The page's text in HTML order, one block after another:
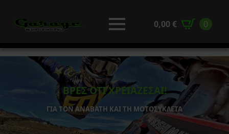
0,00 € 0
ΒΡΕΣ ΟΤΙ ΧΡΕΙΑΖΕΣΑΙ!
ΓΙΑ ΤΟΝ ΑΝΑΒΑΤΗ ΚΑΙ ΤΗ ΜΟΤΟΣΥΚΛΕΤΑ